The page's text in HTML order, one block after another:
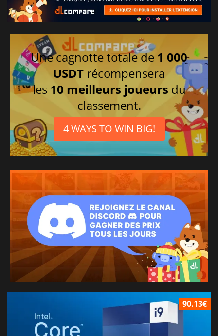
Une cagnotte totale de 1 000
USDT récompensera
les 10 meilleurs joueurs du
classement.
4 WAYS TO WIN BIG!
90.13€